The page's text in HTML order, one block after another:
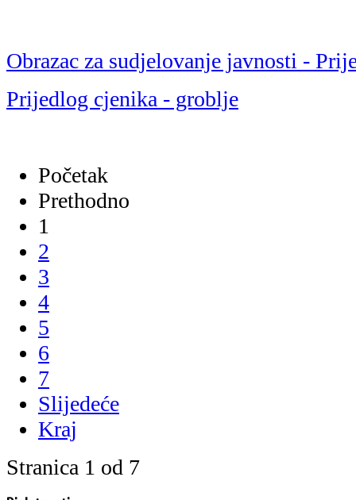
Obrazac za sudjelovanje javnosti -
Prijedlog cjenika - groblje
Početak
Prethodno
1
2
3
4
5
6
7
Slijedeće
Kraj
Stranica 1 od 7